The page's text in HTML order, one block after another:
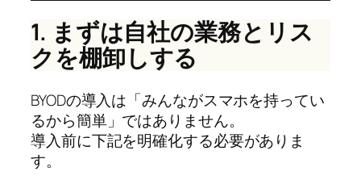
1. まずは自社の業務とリス
クを棚卸しする
BYODの導入は「みんながスマホを持ってい
るから簡単」ではありません。
導入前に下記を明確化する必要がありま
す。